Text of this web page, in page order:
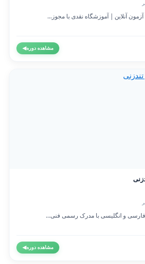
مشاهده دوره◀
و انگلیسی با مدرک رسمی فنی...
مشاهده دوره◀